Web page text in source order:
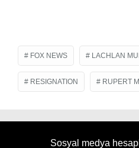
FOX NEWS LACHLAN
RESIGNATION RUPERT
Sosyal medya